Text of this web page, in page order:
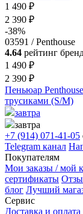
1 490 ₽
2 390 ₽
-38%
03591 / Penthouse
4.64 рейтинг
1 490 ₽
2 390 ₽
Пеньюар
трусиками (S/M)
завтра
завтра
+7 (914) 071-41-05
Telegram канал
Покупателям
Мои заказы / мой
сертификаты
блог Лучший
Сервис
Доставка и оплата